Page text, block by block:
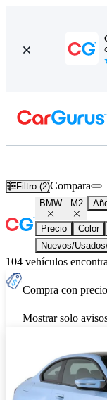
Filtro (2)Compara
BMW M2
Precio Color
Nuevos/
104 vehículos
Compra con
Mostrar solo